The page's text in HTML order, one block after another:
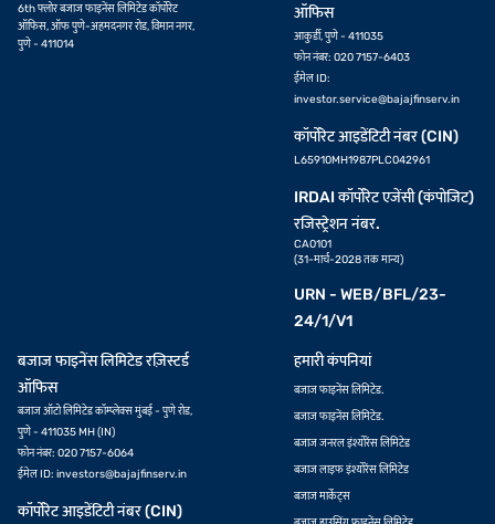
6th फ्लोर बजाज फाइनेंस लिमिटेड कॉर्पोरेट
ऑफिस, ऑफ पुणे-अहमदनगर रोड, विमान नगर,
पुणे - 411014
ऑफिस
आकुर्डी, पुणे - 411035
फोन नंबर: 020 7157-6403
ईमेल ID:
investor.service@bajajfinserv.in
कॉर्पोरेट आइडेंटिटी नंबर (CIN)
L65910MH1987PLC042961
IRDAI कॉर्पोरेट एजेंसी (कंपोजिट)
रजिस्ट्रेशन नंबर.
CA0101
(31-मार्च-2028 तक मान्य)
URN - WEB/BFL/23-
24/1/V1
बजाज फाइनेंस लिमिटेड रज़िस्टर्ड
ऑफिस
बजाज ऑटो लिमिटेड कॉम्प्लेक्स मुंबई - पुणे रोड,
पुणे - 411035 MH (IN)
फोन नंबर: 020 7157-6064
ईमेल ID: investors@bajajfinserv.in
कॉर्पोरेट आइडेंटिटी नंबर (CIN)
हमारी कंपनियां
बजाज फाइनेंस लिमिटेड.
बजाज फाइनेंस लिमिटेड.
बजाज जनरल इंश्योरेंस लिमिटेड
बजाज लाइफ इंश्योरेंस लिमिटेड
बजाज मार्केट्स